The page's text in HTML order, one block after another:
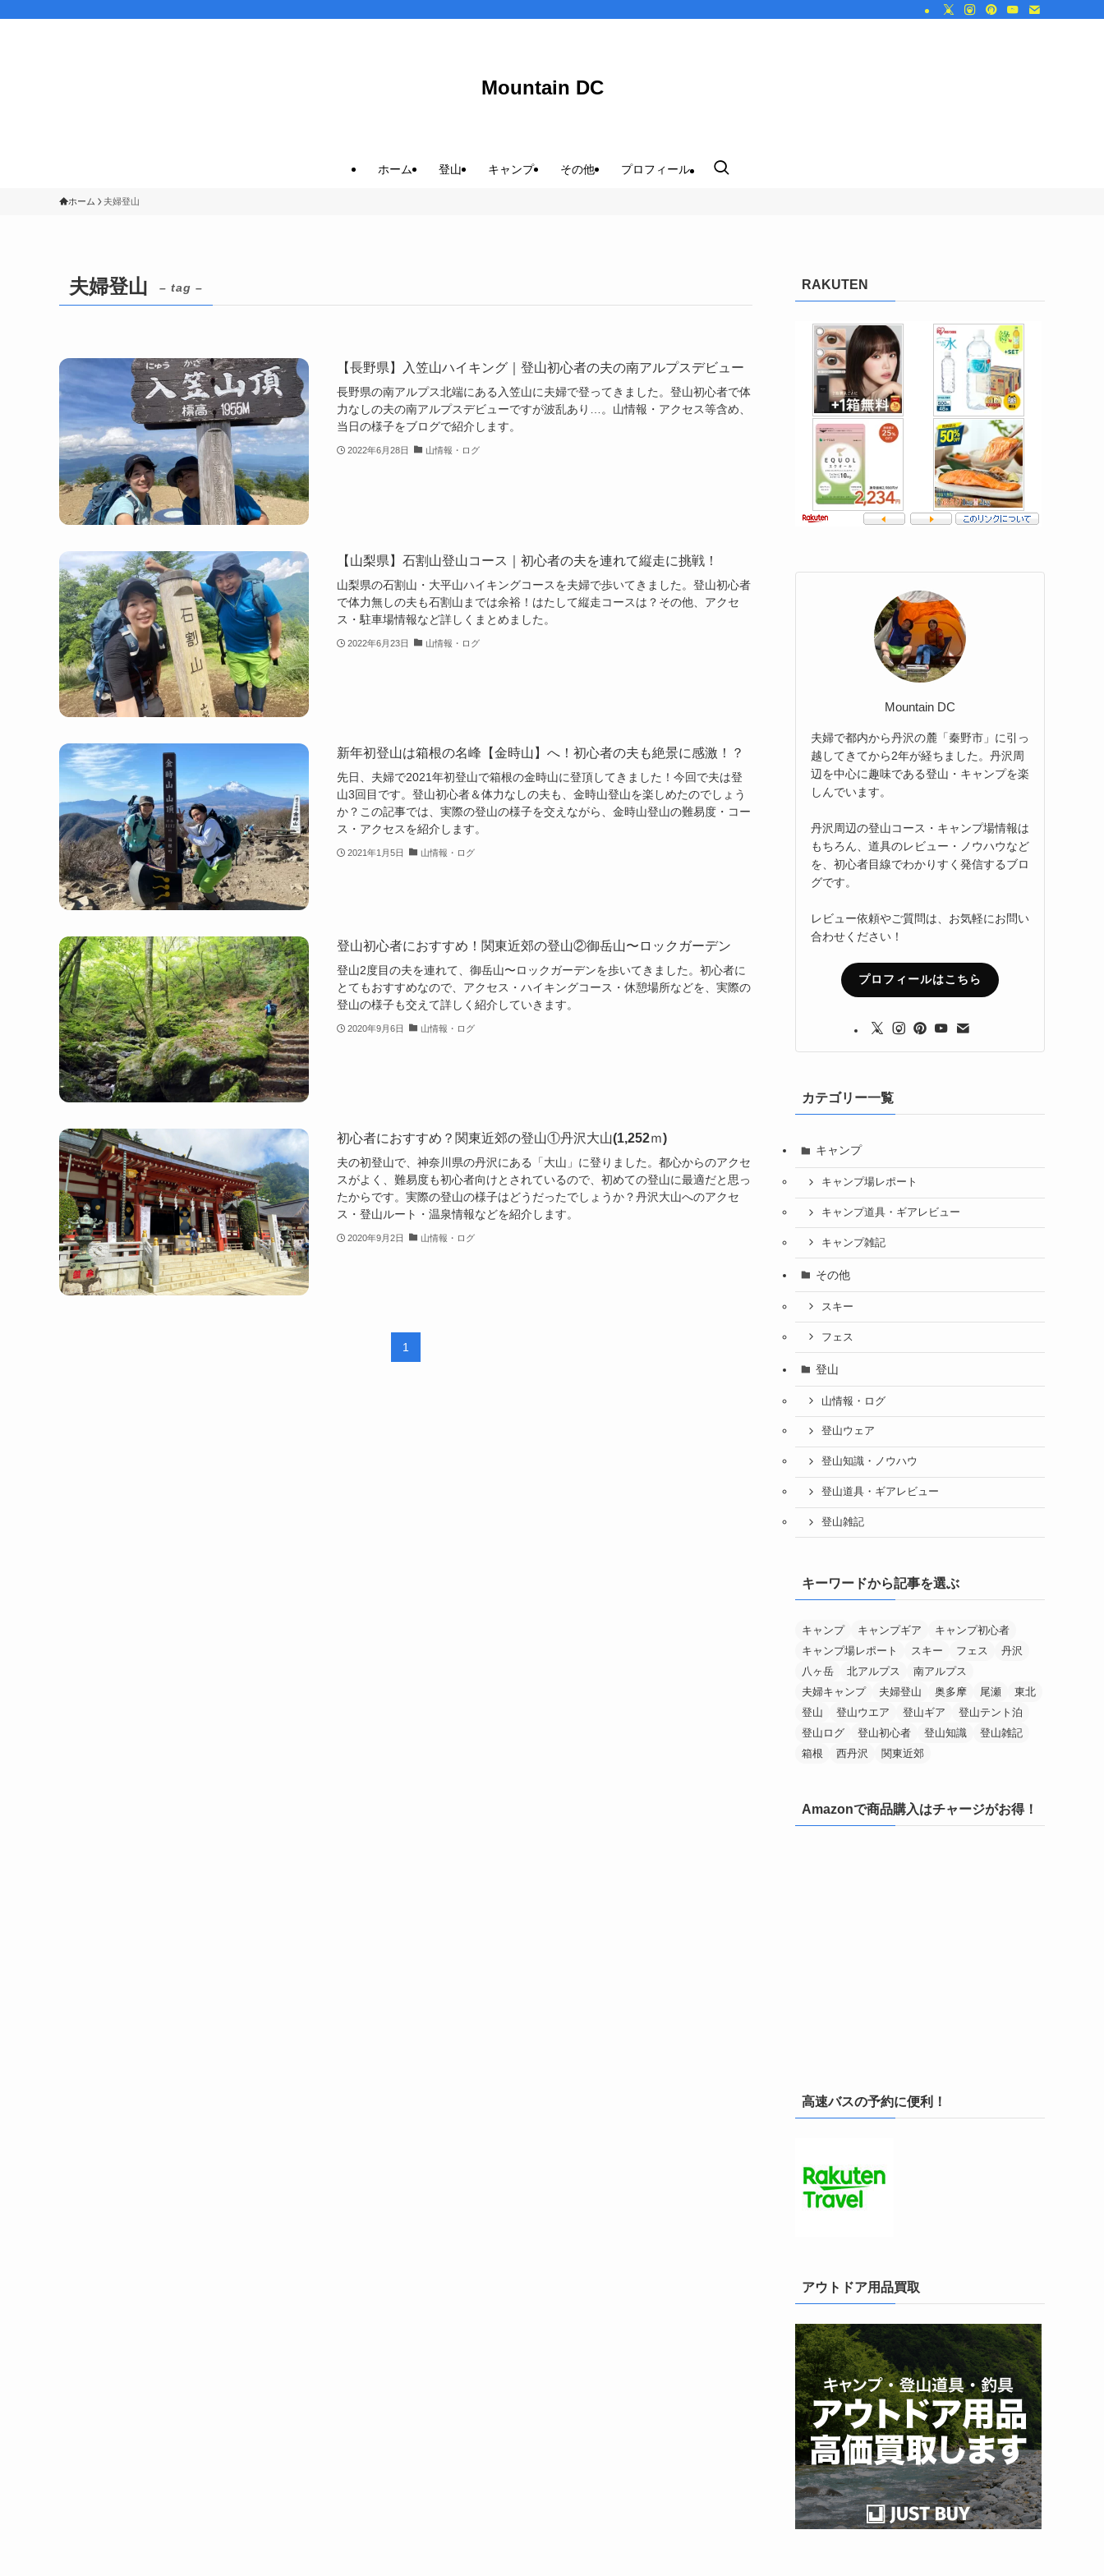
Mountain DC
ホーム 登山 キャンプ その他 プロフィール
ホーム 夫婦登山
夫婦登山 – tag –
【長野県】入笠山ハイキング｜登山初心者の夫の南アルプスデビュー
長野県の南アルプス北端にある入笠山に夫婦で登ってきました。登山初心者で体
力なしの夫の南アルプスデビューですが波乱あり…。山情報・アクセス等含め、
当日の様子をブログで紹介します。
2022年6月28日 山情報・ログ
【山梨県】石割山登山コース｜初心者の夫を連れて縦走に挑戦！
山梨県の石割山・大平山ハイキングコースを夫婦で歩いてきました。登山初心者
で体力無しの夫も石割山までは余裕！はたして縦走コースは？その他、アクセ
ス・駐車場情報など詳しくまとめました。
2022年6月23日 山情報・ログ
新年初登山は箱根の名峰【金時山】へ！初心者の夫も絶景に感激！？
先日、夫婦で2021年初登山で箱根の金時山に登頂してきました！今回で夫は登
山3回目です。登山初心者＆体力なしの夫も、金時山登山を楽しめたのでしょう
か？この記事では、実際の登山の様子を交えながら、金時山登山の難易度・コー
ス・アクセスを紹介します。
2021年1月5日 山情報・ログ
登山初心者におすすめ！関東近郊の登山②御岳山〜ロックガーデン
登山2度目の夫を連れて、御岳山〜ロックガーデンを歩いてきました。初心者に
とてもおすすめなので、アクセス・ハイキングコース・休憩場所などを、実際の
登山の様子も交えて詳しく紹介していきます。
2020年9月6日 山情報・ログ
初心者におすすめ？関東近郊の登山①丹沢大山(1,252ｍ)
夫の初登山で、神奈川県の丹沢にある「大山」に登りました。都心からのアクセ
スがよく、難易度も初心者向けとされているので、初めての登山に最適だと思っ
たからです。実際の登山の様子はどうだったでしょうか？丹沢大山へのアクセ
ス・登山ルート・温泉情報などを紹介します。
2020年9月2日 山情報・ログ
1
RAKUTEN
Mountain DC
夫婦で都内から丹沢の麓「秦野市」に引っ
越してきてから2年が経ちました。丹沢周
辺を中心に趣味である登山・キャンプを楽
しんでいます。
丹沢周辺の登山コース・キャンプ場情報は
もちろん、道具のレビュー・ノウハウなど
を、初心者目線でわかりすく発信するブロ
グです。
レビュー依頼やご質問は、お気軽にお問い
合わせください！
プロフィールはこちら
カテゴリー一覧
キャンプ
キャンプ場レポート
キャンプ道具・ギアレビュー
キャンプ雑記
その他
スキー
フェス
登山
山情報・ログ
登山ウェア
登山知識・ノウハウ
登山道具・ギアレビュー
登山雑記
キーワードから記事を選ぶ
キャンプ キャンプギア
キャンプ初心者
キャンプ場レポート
スキー フェス
丹沢
八ヶ岳
北アルプス
南アルプス
夫婦キャンプ
夫婦登山 奥多摩 尾瀬
東北
登山
登山ウエア 登山ギア
登山テント泊
登山ログ
登山初心者 登山知識
登山雑記
箱根
西丹沢 関東近郊
Amazonで商品購入はチャージがお得！
高速バスの予約に便利！
アウトドア用品買取